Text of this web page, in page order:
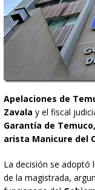
Apelaciones de
Zavala y el fiscal
Garantía de
arista Manicure del
La decisión se adoptó
de la magistrada,